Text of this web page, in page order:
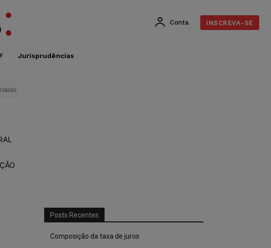
Conta INSCREVA-SE
Jurisprudências
Posts Recentes
Composição da taxa de juros